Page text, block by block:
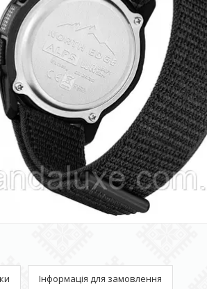
Інформація для замовлення